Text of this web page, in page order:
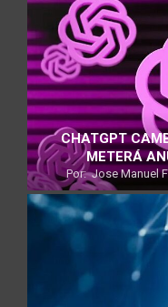
CHATGPT
METERÁ
Por: Jose Manuel